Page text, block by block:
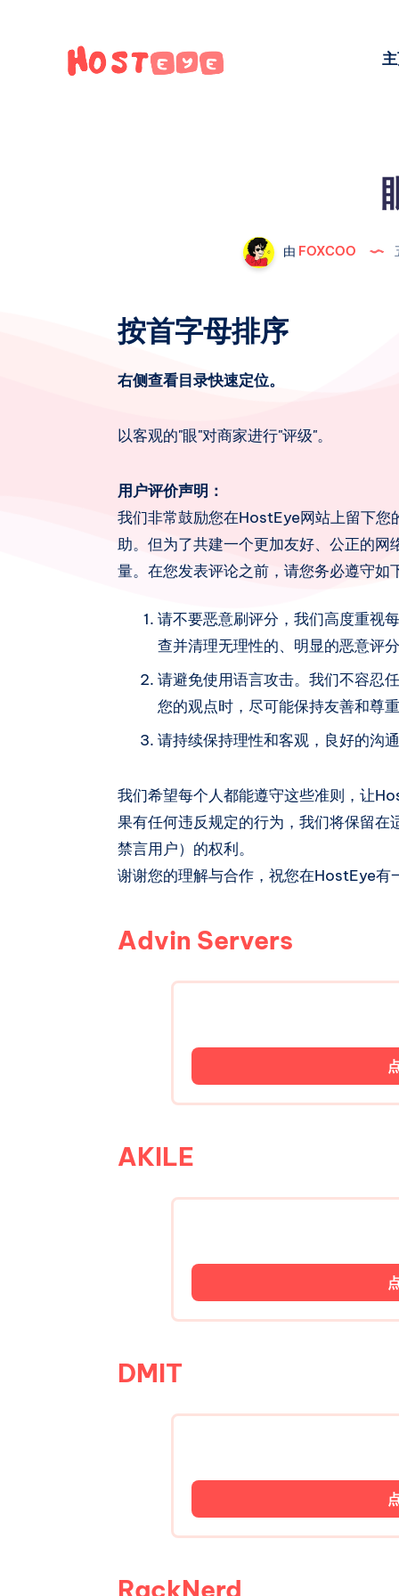
由 FOXCOO
按首字母排序
右侧查看目录快速定位。
以客观的"眼"对商家进行"评级"。
用户评价声明：
我们非常鼓励您在HostEye网站上留下您
助。但为了共建一个更加友好、公正的
量。在您发表评论之前，请您务必遵守如
请不要恶意刷评分，我们高度重视
查并清理无理性的、明显的恶意评
请避免使用语言攻击。我们不容忍
您的观点时，尽可能保持友善和尊
请持续保持理性和客观，良好的沟
我们希望每个人都能遵守这些准则，让
果有任何违反规定的行为，我们将保留
禁言用户）的权利。
谢谢您的理解与合作，祝您在HostEye有
Advin Servers
AKILE
DMIT
RackNerd